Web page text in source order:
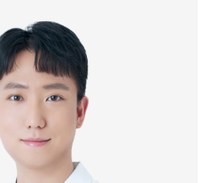
전문의
졸업
사 졸업
피부외과 외래교수
터(KMCRIC) 정보제공자(IP)
련의 수료
문수련의 수료
장애인 방문건강관리 공중보건의사
의회 대외협력이사
) 진료원장